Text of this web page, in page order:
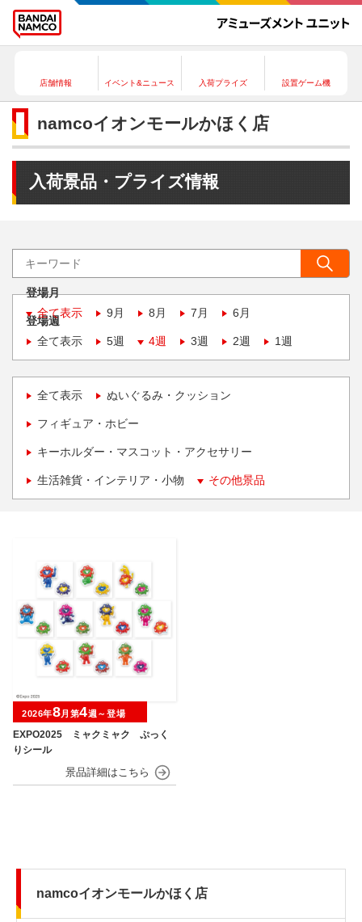
店舗情報 イベント&ニュース 入荷プライズ 設置ゲーム機
namcoイオンモールかほく店
入荷景品・プライズ情報
登場月
全て表示
9月 8月 7月 6月
登場週
全て表示
5週 4週 3週 2週 1週
全て表示 ぬいぐるみ・クッション
フィギュア・ホビー
キーホルダー・マスコット・アクセサリー
生活雑貨・インテリア・小物 その他景品
EXPO2025 ミャクミャク ぷっく
りシール
2026年8月第4週～登場
namcoイオンモールかほく店